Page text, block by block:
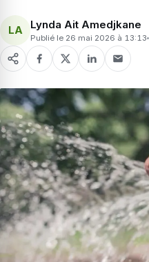
LA Lynda Ait Amedjkane
Publié le 26 mai 2026 à 13:13